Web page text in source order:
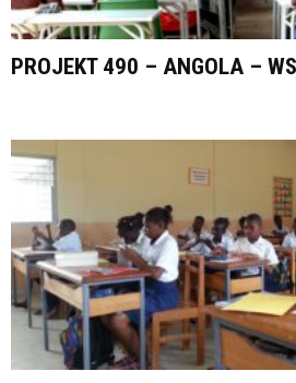
PROJEKT 490 – ANGOLA –